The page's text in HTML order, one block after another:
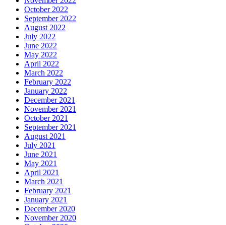
October 2022
September 2022
August 2022
July 2022
June 2022
May 2022
April 2022
March 2022
February 2022
January 2022
December 2021
November 2021
October 2021
September 2021
August 2021
July 2021
June 2021
May 2021
April 2021
March 2021
February 2021
January 2021
December 2020
November 2020